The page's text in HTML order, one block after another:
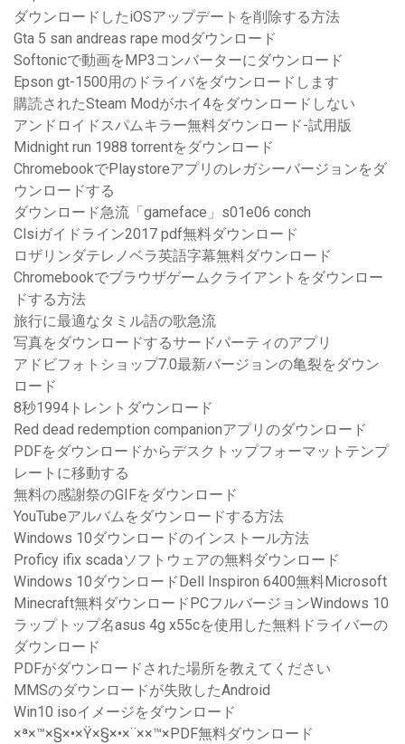
ダウンロードしたiOSアップデートを削除する方法
Gta 5 san andreas rape modダウンロード
Softonicで動画をMP3コンバーターにダウンロード
Epson gt-1500用のドライバをダウンロードします
購読されたSteam Modがホイ4をダウンロードしない
アンドロイドスパムキラー無料ダウンロード-試用版
Midnight run 1988 torrentをダウンロード
ChromebookでPlaystoreアプリのレガシーバージョンをダ
ウンロードする
ダウンロード急流「gameface」s01e06 conch
Clsiガイドライン2017 pdf無料ダウンロード
ロザリンダテレノベラ英語字幕無料ダウンロード
Chromebookでブラウザゲームクライアントをダウンロー
ドする方法
旅行に最適なタミル語の歌急流
写真をダウンロードするサードパーティのアプリ
アドビフォトショップ7.0最新バージョンの亀裂をダウン
ロード
8秒1994トレントダウンロード
Red dead redemption companionアプリのダウンロード
PDFをダウンロードからデスクトップフォーマットテンプ
レートに移動する
無料の感謝祭のGIFをダウンロード
YouTubeアルバムをダウンロードする方法
Windows 10ダウンロードのインストール方法
Proficy ifix scadaソフトウェアの無料ダウンロード
Windows 10ダウンロードDell Inspiron 6400無料Microsoft
Minecraft無料ダウンロードPCフルバージョンWindows 10
ラップトップ名asus 4g x55cを使用した無料ドライバーの
ダウンロード
PDFがダウンロードされた場所を教えてください
MMSのダウンロードが失敗したAndroid
Win10 isoイメージをダウンロード
×ª×™×§×•×Ÿ×§×•×¨××™×PDF無料ダウンロード